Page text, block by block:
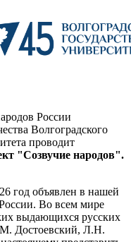
России
Волгоградского
проводит
"Созвучие народов".
год объявлен в нашей
Во всем мире
выдающихся русских
Достоевский, Л.Н.